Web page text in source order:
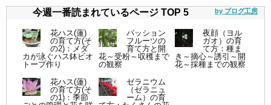
by ブログ工房
今週一番読まれているページ TOP 5
花ハス(蓮)
の育て方(そ
の2)：メダ
カが泳ぐハス鉢ビオ
トープ作り
パッション
フルーツの
育て方と開
花～受粉～収穫まで
の観察
夜顔（ヨル
ガオ）の育
て方：種ま
き～摘心～誘引～開
花～採種までの観察
花ハス(蓮)
の育て方(そ
の1)：季節
ゼラニウム
（ゼラニュ
ーム）の育